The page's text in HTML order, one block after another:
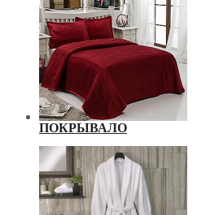
ПОКРЫВАЛО